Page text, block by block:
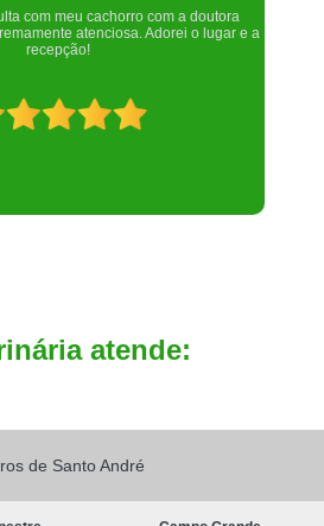
serei grata pelo que fizeram por
nós!
atende:
de Santo André